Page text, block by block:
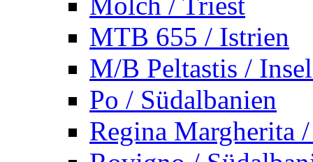
MTB 655 / Istrien
M/B Peltastis /
Po / Südalbanien
Regina Margherita